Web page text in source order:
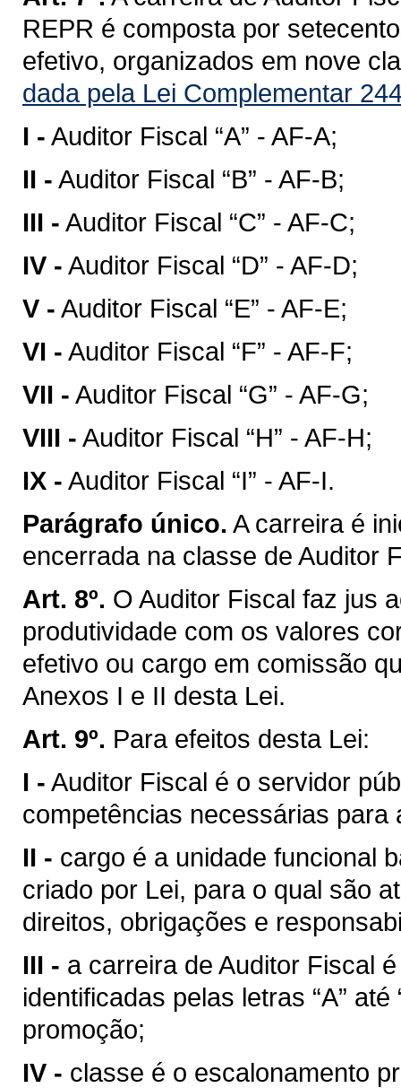
REPR é composta por
efetivo, organizados em nove
dada pela Lei Complementar
I - Auditor Fiscal “A” - AF-A;
II - Auditor Fiscal “B” - AF-B;
III - Auditor Fiscal “C” - AF-C;
IV - Auditor Fiscal “D” - AF-D;
V - Auditor Fiscal “E” - AF-E;
VI - Auditor Fiscal “F” - AF-F;
VII - Auditor Fiscal “G” - AF-G;
VIII - Auditor Fiscal “H” - AF-H;
IX - Auditor Fiscal “I” - AF-I.
Parágrafo único. A carreira é
encerrada na classe de Auditor
Art. 8º. O Auditor Fiscal faz jus
produtividade com os valores
efetivo ou cargo em comissão
Anexos I e II desta Lei.
Art. 9º. Para efeitos desta Lei:
I - Auditor Fiscal é o servidor
competências necessárias
II - cargo é a unidade funcional
criado por Lei, para o qual são
direitos, obrigações e
III - a carreira de Auditor Fiscal
identificadas pelas letras “A”
promoção;
IV - classe é o escalonamento